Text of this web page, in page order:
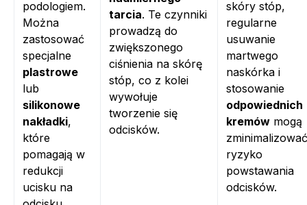
podologiem.
Można
zastosować
specjalne
plastrowe
lub
silikonowe
nakładki,
które
pomagają w
redukcji
ucisku na
tarcia. Te czynniki
prowadzą do
zwiększonego
ciśnienia na skórę
stóp, co z kolei
wywołuje
tworzenie się
odcisków.
skóry stóp,
regularne
usuwanie
martwego
naskórka i
stosowanie
odpowiednich
kremów mogą
zminimalizować
ryzyko
powstawania
odcisków.